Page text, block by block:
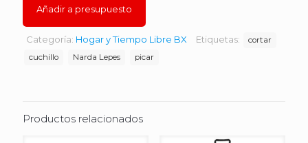
Añadir a presupuesto
Categoría: Hogar y Tiempo Libre BX Etiquetas:
cortar
cuchillo
Narda Lepes picar
Productos relacionados